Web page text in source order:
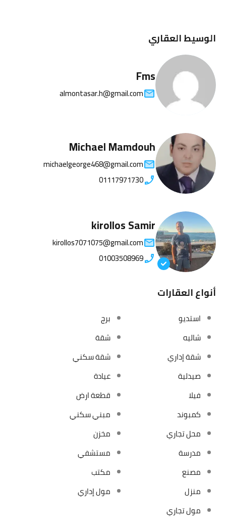
الوسيط العقاري
Fms
almontasar.h@gmail.com
Michael Mamdouh
michaelgeorge468@gmail.com
01117971730
kirollos Samir
kirollos7071075@gmail.com
01003508969
أنواع العقارات
استديو
برج
شاليه
شقة
شقة إداري
شقة سكني
صيدلية
عيادة
فيلا
قطعة ارض
كمبوند
مبني سكني
محل تجاري
مخزن
مدرسة
مستشفي
مصنع
مكتب
منزل
مول إداري
مول تجاري